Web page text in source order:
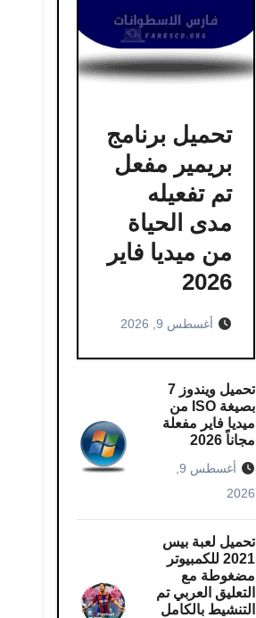
تحميل برنامج
بريمير مفعل
تم تفعيله
مدى الحياة
من ميديا ​​فاير
2026
أغسطس 9, 2026
تحميل ويندوز 7
بصيغة ISO من
ميديا فاير مفعلة
مجاناً 2026
2026
تحميل لعبة بيس
2021 للكمبيوتر​
مضغوطة مع
التعليق العربي تم
التنشيط بالكامل